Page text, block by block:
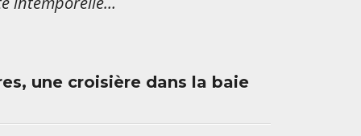
une croisière dans la baie